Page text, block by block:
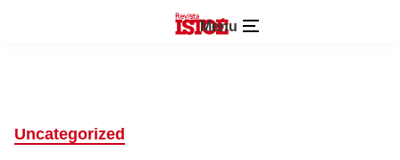
Menu
Uncategorized